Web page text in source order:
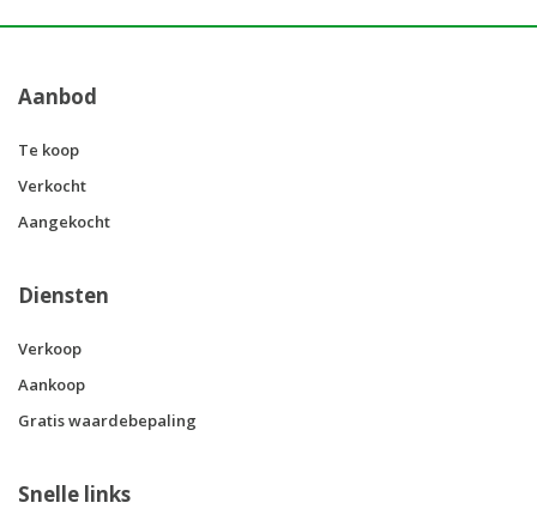
Aanbod
Te koop
Verkocht
Aangekocht
Diensten
Verkoop
Aankoop
Gratis waardebepaling
Snelle links